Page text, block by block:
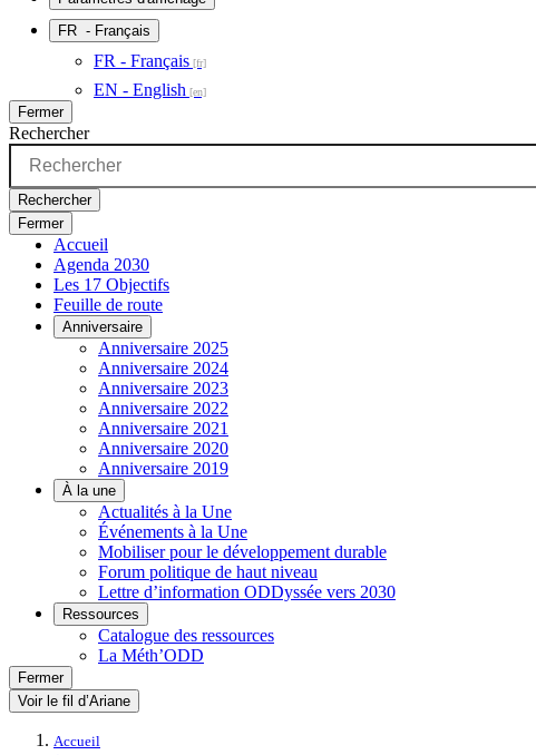
FR - Français
FR - Français
EN - English
Fermer
Rechercher
Rechercher
Fermer
Accueil
Agenda 2030
Les 17 Objectifs
Feuille de route
Anniversaire
Anniversaire 2025
Anniversaire 2024
Anniversaire 2023
Anniversaire 2022
Anniversaire 2021
Anniversaire 2020
Anniversaire 2019
À la une
Actualités à la Une
Événements à la Une
Mobiliser pour le développement durable
Forum politique de haut niveau
Lettre d’information ODDyssée vers 2030
Ressources
Catalogue des ressources
La Méth’ODD
Fermer
Voir le fil d’Ariane
Accueil